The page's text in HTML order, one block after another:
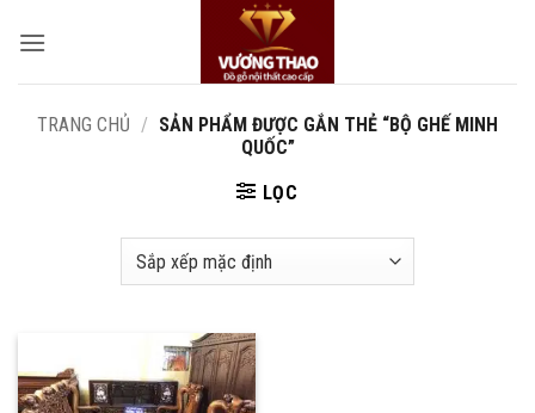
qua
TRANG CHỦ / SẢN PHẨM ĐƯỢC GẮN THẺ “BỘ GHẾ MINH
QUỐC”
LỌC